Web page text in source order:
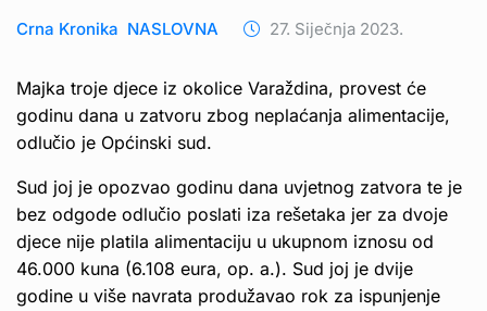
Crna Kronika NASLOVNA 27. Siječnja 2023.
Majka troje djece iz okolice Varaždina, provest će
godinu dana u zatvoru zbog neplaćanja alimentacije,
odlučio je Općinski sud.
Sud joj je opozvao godinu dana uvjetnog zatvora te je
bez odgode odlučio poslati iza rešetaka jer za dvoje
djece nije platila alimentaciju u ukupnom iznosu od
46.000 kuna (6.108 eura, op. a.). Sud joj je dvije
godine u više navrata produžavao rok za ispunjenje